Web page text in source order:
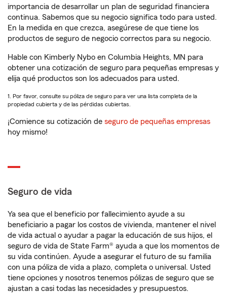
importancia de desarrollar un plan de seguridad financiera
continua. Sabemos que su negocio significa todo para usted.
En la medida en que crezca, asegúrese de que tiene los
productos de seguro de negocio correctos para su negocio.
Hable con Kimberly Nybo en Columbia Heights, MN para
obtener una cotización de seguro para pequeñas empresas y
elija qué productos son los adecuados para usted.
1. Por favor, consulte su póliza de seguro para ver una lista completa de la
propiedad cubierta y de las pérdidas cubiertas.
¡Comience su cotización de seguro de pequeñas empresas
hoy mismo!
Seguro de vida
Ya sea que el beneficio por fallecimiento ayude a su
beneficiario a pagar los costos de vivienda, mantener el nivel
de vida actual o ayudar a pagar la educación de sus hijos, el
seguro de vida de State Farm® ayuda a que los momentos de
su vida continúen. Ayude a asegurar el futuro de su familia
con una póliza de vida a plazo, completa o universal. Usted
tiene opciones y nosotros tenemos pólizas de seguro que se
ajustan a casi todas las necesidades y presupuestos.